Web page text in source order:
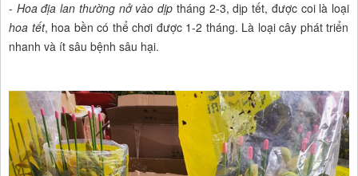
- Hoa địa lan thường nở vào dịp tháng 2-3, dịp tết, được coi là loại
hoa tết, hoa bền có thể chơi được 1-2 tháng. Là loại cây phát triển
nhanh và ít sâu bệnh sâu hại.